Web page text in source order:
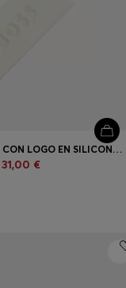
LLAVERO CON LOGO EN SILICONA Y LATÓN
31,00 €